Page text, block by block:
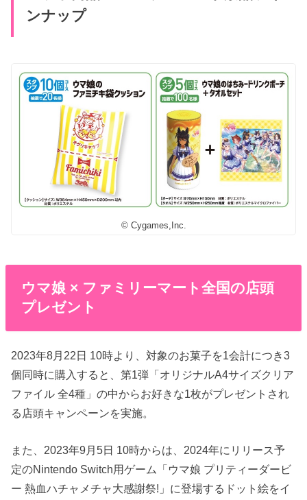
ンナップ
© Cygames,Inc.
ウマ娘 × ファミリーマート全国の店頭
プレゼント
2023年8月22日 10時より、対象のお菓子を1会計につき3
個同時に購入すると、第1弾「オリジナルA4サイズクリア
ファイル 全4種」の中からお好きな1枚がプレゼントされ
る店頭キャンペーンを実施。
また、2023年9月5日 10時からは、2024年にリリース予
定のNintendo Switch用ゲーム「ウマ娘 プリティーダービ
ー 熱血ハチャメチャ大感謝祭!」に登場するドット絵をイ